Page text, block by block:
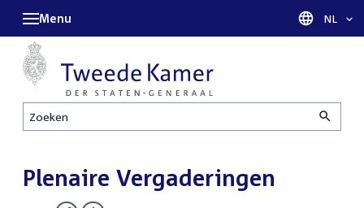
Zoeken
Menu Taal
NL
Plenaire Vergaderingen